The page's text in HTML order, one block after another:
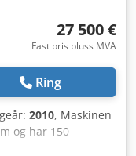
27 500 €
Fast pris pluss MVA
Ring
2010, Maskinen
og har 150
mm Bordstørrelse